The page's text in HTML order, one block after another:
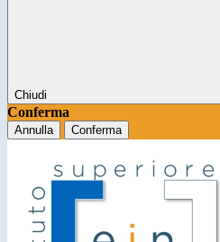
Chiudi
Conferma
Annulla Conferma